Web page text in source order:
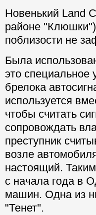
Новенький Land
районе
поблизости не
Была
это специальное
брелока
используется
чтобы считать
сопровождать
преступник
возле
настоящий.
с начала года в
машин. Одна из
"Тенет".